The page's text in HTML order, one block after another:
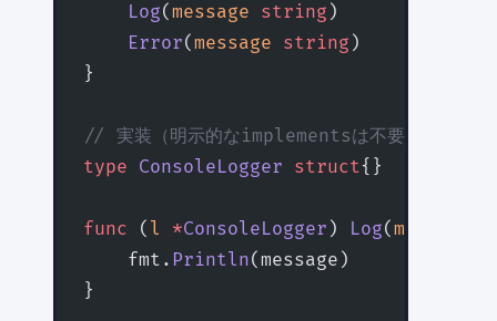
    Log
( message string )
    Error
( message string )
}
// 実装（明示的なimplementsは不要）
type ConsoleLogger struct{}
func ( l *ConsoleLogger ) Log( message
    fmt.
Println(message)
}